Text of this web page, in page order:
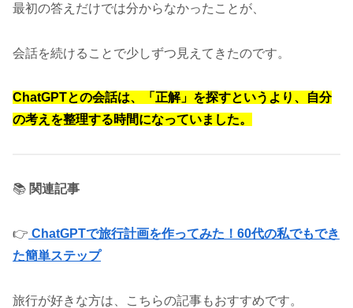
最初の答えだけでは分からなかったことが、
会話を続けることで少しずつ見えてきたのです。
ChatGPTとの会話は、「正解」を探すというより、自分
の考えを整理する時間になっていました。
📚 関連記事
👉 ChatGPTで旅行計画を作ってみた！60代の私でもでき
た簡単ステップ
旅行が好きな方は、こちらの記事もおすすめです。